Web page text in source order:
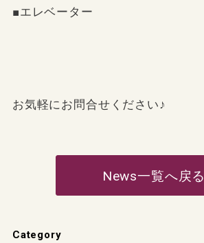
■エレベーター
お気軽にお問合せください♪
News一覧へ戻る
Category